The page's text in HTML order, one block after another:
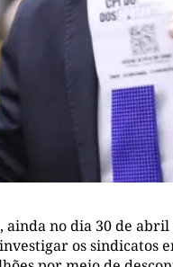
no dia 30 de
os sindicatos